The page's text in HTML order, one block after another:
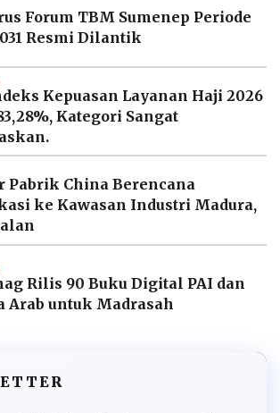
Forum TBM Sumenep Periode
Resmi Dilantik
Kepuasan Layanan Haji 2026
Kategori Sangat
Pabrik China Berencana
ke Kawasan Industri Madura,
Rilis 90 Buku Digital PAI dan
Arab untuk Madrasah